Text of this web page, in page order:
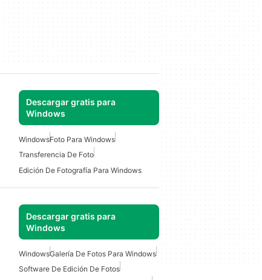
Descargar gratis para
Windows
WindowsFoto Para Windows
Transferencia De Foto
Edición De Fotografía Para Windows
Descargar gratis para
Windows
WindowsGalería De Fotos Para Windows
Software De Edición De Fotos